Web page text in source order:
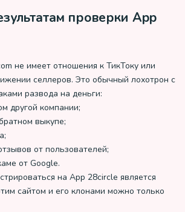
проверки App
не имеет отношения к ТикТоку или
селлеров. Это обычный лохотрон с
развода на деньги:
другой компании;
выкупе;
от пользователей;
от Google.
на App 28circle является
сайтом и его клонами можно только